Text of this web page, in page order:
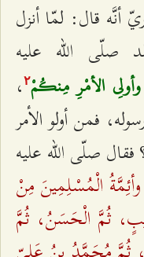
أنَّه قال: لمّا أنزل
صلّى الله عليه
وأولِي الأمْرِ مِنكُمْ٢،
فمن أولو الأمر
صلّى الله عليه
الْمُسْلِمِينَ مِنْ
ثُمَّ الْحَسَنُ، ثُمَّ